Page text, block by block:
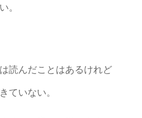
。
読んだことはあるけれど
ていない。